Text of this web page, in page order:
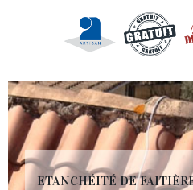
ETANCHÉITÉ DE